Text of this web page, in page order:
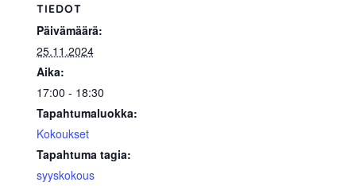
TIEDOT
Päivämäärä:
25.11.2024
Aika:
17:00 - 18:30
Tapahtumaluokka:
Kokoukset
Tapahtuma tagia:
syyskokous